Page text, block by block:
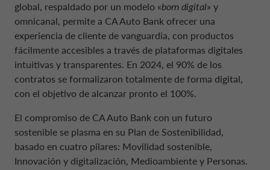
global, respaldado por un modelo «born digital» y
omnicanal, permite a CA Auto Bank ofrecer una
experiencia de cliente de vanguardia, con productos
fácilmente accesibles a través de plataformas digitales
intuitivas y transparentes. En 2024, el 90% de los
contratos se formalizaron totalmente de forma digital,
con el objetivo de alcanzar pronto el 100%.
El compromiso de CA Auto Bank con un futuro
sostenible se plasma en su Plan de Sostenibilidad,
basado en cuatro pilares: Movilidad sostenible,
Innovación y digitalización, Medioambiente y Personas.